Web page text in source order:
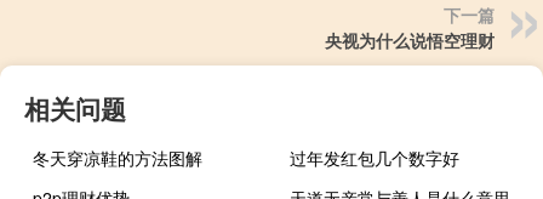
下一篇
央视为什么说悟空理财
相关问题
冬天穿凉鞋的方法图解
过年发红包几个数字好